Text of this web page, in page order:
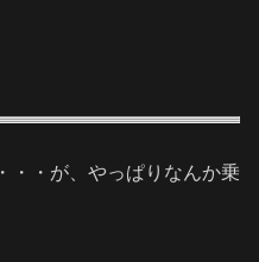
・・が、やっぱりなんか乗